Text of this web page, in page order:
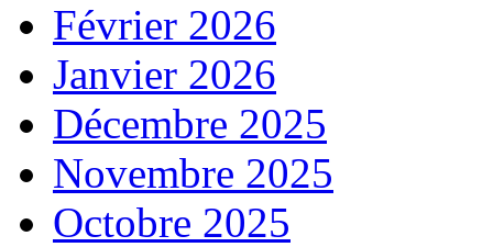
Février 2026
Janvier 2026
Décembre 2025
Novembre 2025
Octobre 2025